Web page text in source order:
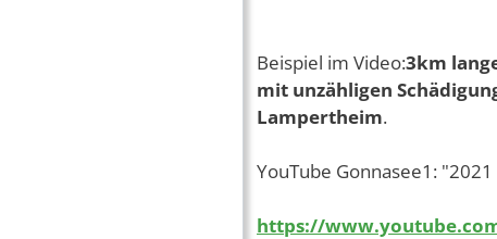
Beispiel im Video:3km
mit unzähligen
Lampertheim.
YouTube Gonnasee1:
https://